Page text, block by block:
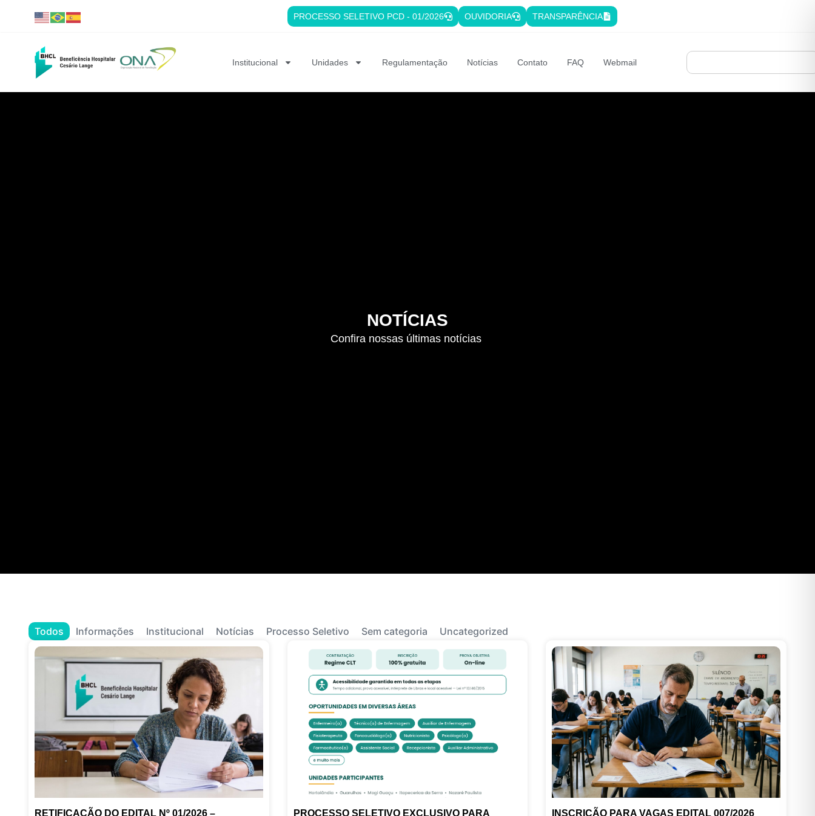
PROCESSO SELETIVO PCD - 01/2026 OUVIDORIA TRANSPARÊNCIA
Institucional Unidades Regulamentação Notícias Contato FAQ Webmail
NOTÍCIAS
Confira nossas últimas notícias
Informações Institucional Notícias Processo Seletivo Sem categoria Uncategorized
Todos
RETIFICAÇÃO DO EDITAL Nº 01/2026 –
PROCESSO SELETIVO EXCLUSIVO PARA
INSCRIÇÃO PARA VAGAS EDITAL 007/2026